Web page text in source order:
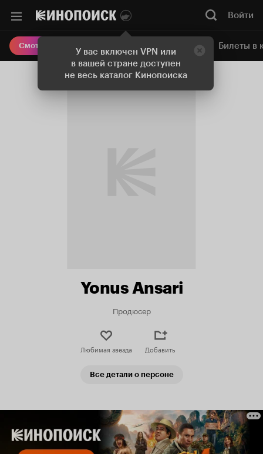
У вас включен VPN или
в вашей стране доступен
не весь каталог Кинопоиска
Войти
Смотреть кино Онлайн-кинотеатр Билеты в
Yonus Ansari
Продюсер
Любимая звезда Добавить
Все детали о персоне